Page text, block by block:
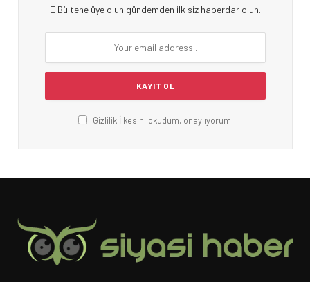
E Bültene üye olun gündemden ilk siz haberdar olun.
Gizlilik İlkesini okudum, onaylıyorum.